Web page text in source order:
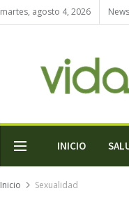
martes, agosto 4, 2026
INICIO
Inicio Sexualidad